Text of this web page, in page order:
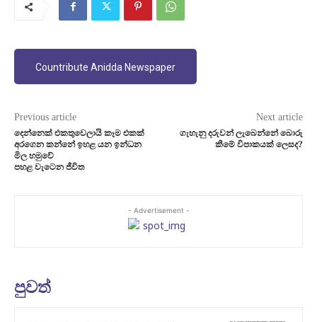
Countribute Anidda Newspaper
Previous article
දෙන්නෙක් එකතුවෙලායි කෑම එකක්
අරගෙන කන්නේ ඉහළ යන ඉන්ධන
මිල හමුවේ
පහළ වැටෙන ජීවිත
Next article
ගැහැනු දරුවන් ලැබෙන්නේ බොරු
කීමේ විපාකයක් ලෙසද?
- Advertisement -
පුවත්